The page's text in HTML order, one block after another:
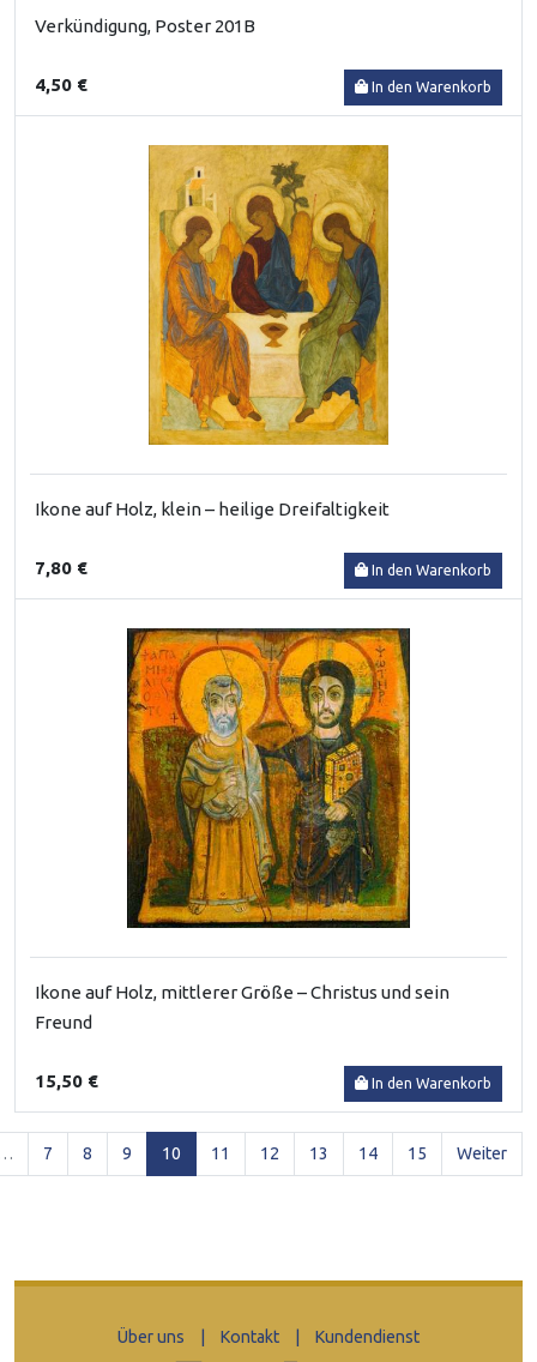
Verkündigung, Poster 201B
4,50 € In den Warenkorb
Ikone auf Holz, klein – heilige Dreifaltigkeit
7,80 € In den Warenkorb
Ikone auf Holz, mittlerer Größe – Christus und sein
Freund
15,50 € In den Warenkorb
7 8 9 10 (current)
11 12 13 14 15 Weiter
Über uns Kontakt Kundendienst